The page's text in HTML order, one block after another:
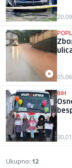
BIH
Ukupno: 12